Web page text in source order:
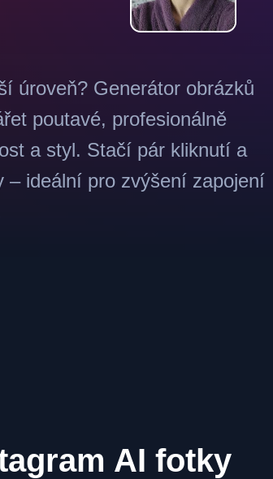
úroveň? Generátor obrázků
poutavé, profesionálně
a styl. Stačí pár kliknutí a
– ideální pro zvýšení zapojení
AI fotky